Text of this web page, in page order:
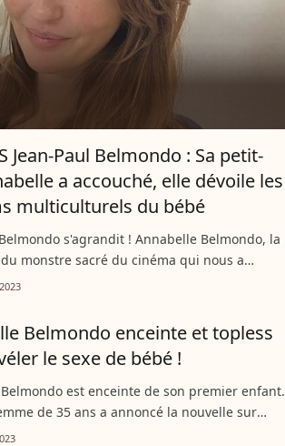
Jean-Paul Belmondo : Sa petit-
a accouché, elle dévoile les
multiculturels du bébé
s'agrandit ! Annabelle Belmondo, la
monstre sacré du cinéma qui nous a
septembre 2021 a donné naissance à son
Belmondo enceinte et topless
le sexe de bébé !
est enceinte de son premier enfant.
de 35 ans a annoncé la nouvelle sur
cours de l'été. Elle vient de dévoiler de